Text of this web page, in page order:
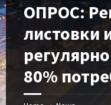
ОПРОС:
листовки
80%